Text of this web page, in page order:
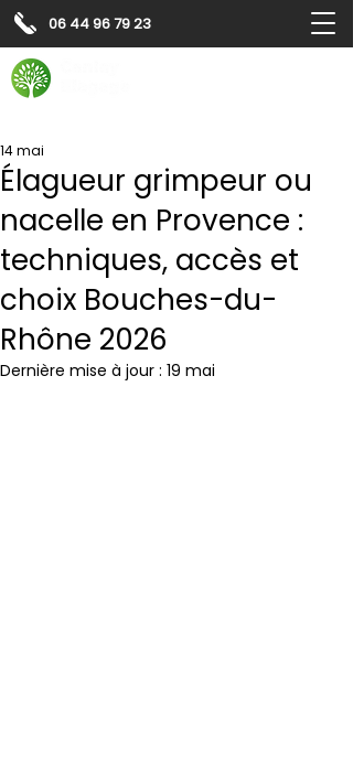
06 44 96 79 23
Élagueur grimpeur ou
nacelle en Provence :
techniques, accès et
choix Bouches-du-
Rhône 2026
14 mai
Dernière mise à jour : 19 mai